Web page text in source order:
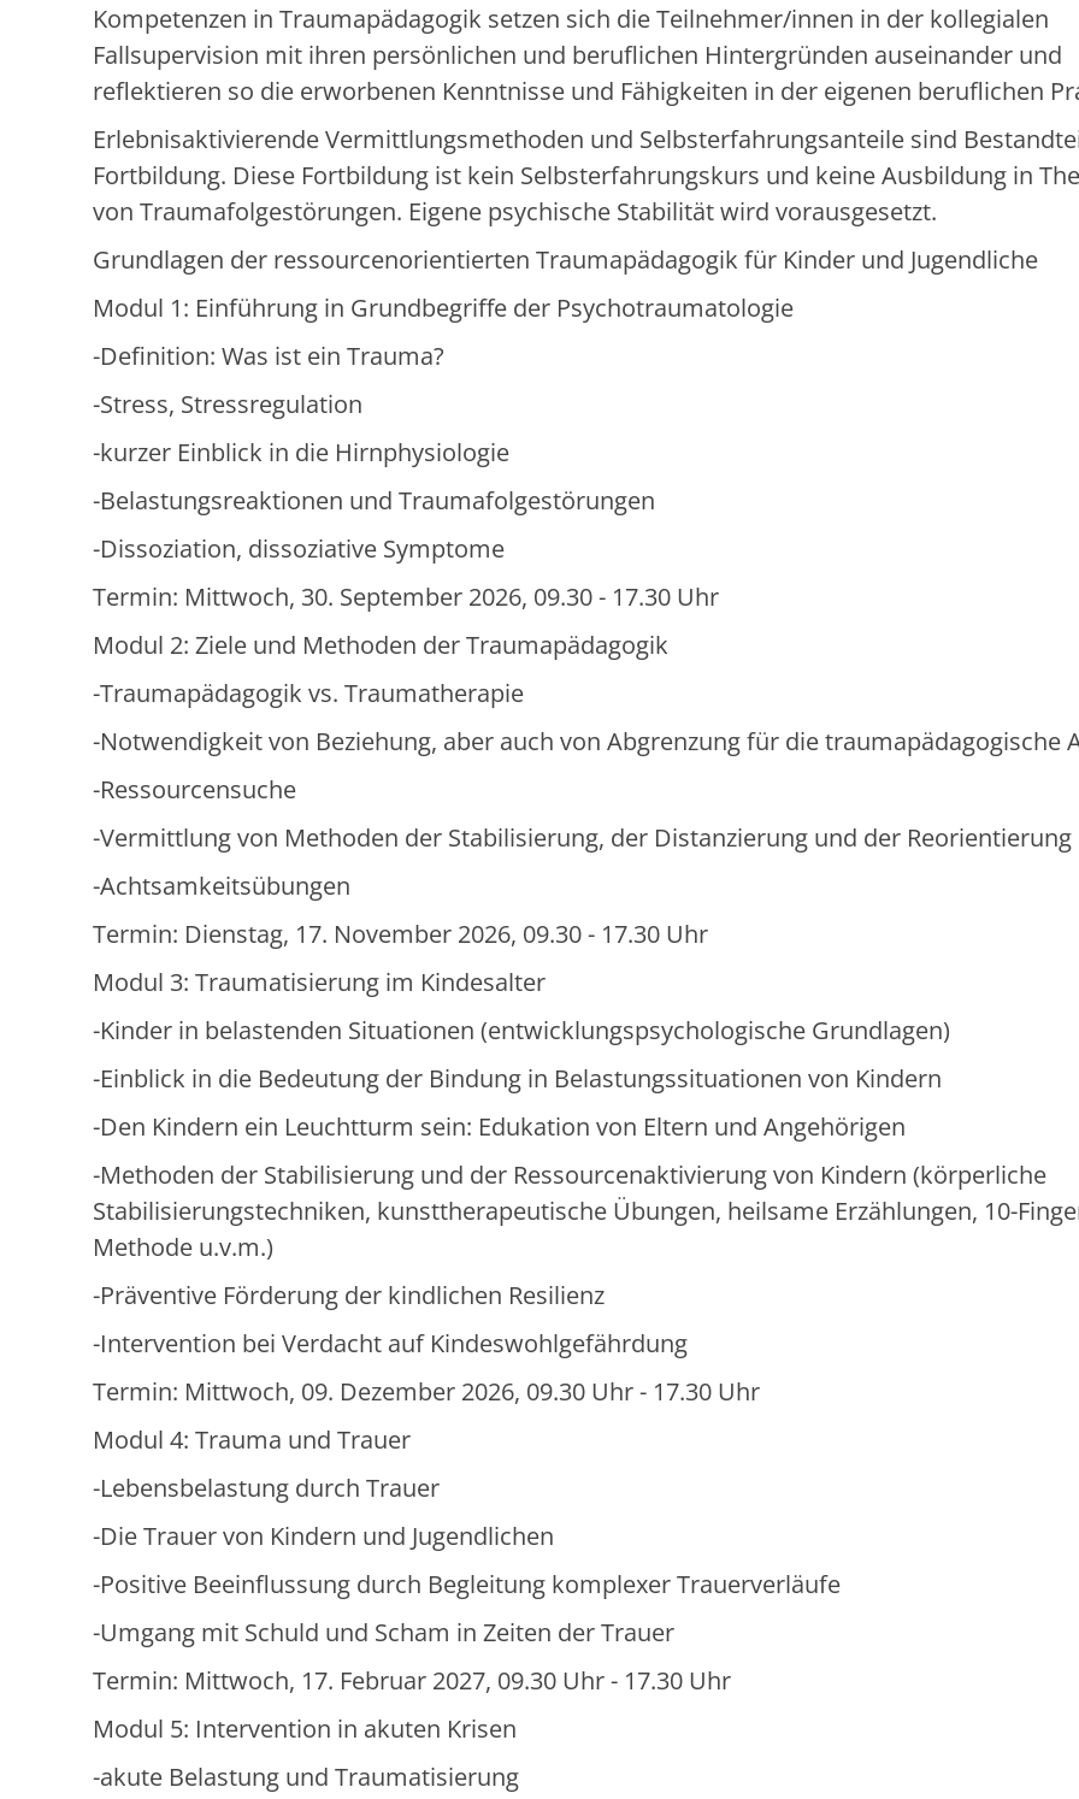
Kompetenzen in Traumapädagogik setzen sich die Teilnehmer/innen in der kollegialen
Fallsupervision mit ihren persönlichen und beruflichen Hintergründen auseinander und
reflektieren so die erworbenen Kenntnisse und Fähigkeiten in der eigenen beruflichen
Erlebnisaktivierende Vermittlungsmethoden und Selbsterfahrungsanteile sind
Fortbildung. Diese Fortbildung ist kein Selbsterfahrungskurs und keine Ausbildung in
von Traumafolgestörungen. Eigene psychische Stabilität wird vorausgesetzt.
Grundlagen der ressourcenorientierten Traumapädagogik für Kinder und Jugendliche
Modul 1: Einführung in Grundbegriffe der Psychotraumatologie
-Definition: Was ist ein Trauma?
-Stress, Stressregulation
-kurzer Einblick in die Hirnphysiologie
-Belastungsreaktionen und Traumafolgestörungen
-Dissoziation, dissoziative Symptome
Termin: Mittwoch, 30. September 2026, 09.30 - 17.30 Uhr
Modul 2: Ziele und Methoden der Traumapädagogik
-Traumapädagogik vs. Traumatherapie
-Notwendigkeit von Beziehung, aber auch von Abgrenzung für die traumapädagogische
-Ressourcensuche
-Vermittlung von Methoden der Stabilisierung, der Distanzierung und der Reorientierung
-Achtsamkeitsübungen
Termin: Dienstag, 17. November 2026, 09.30 - 17.30 Uhr
Modul 3: Traumatisierung im Kindesalter
-Kinder in belastenden Situationen (entwicklungspsychologische Grundlagen)
-Einblick in die Bedeutung der Bindung in Belastungssituationen von Kindern
-Den Kindern ein Leuchtturm sein: Edukation von Eltern und Angehörigen
-Methoden der Stabilisierung und der Ressourcenaktivierung von Kindern (körperliche
Stabilisierungstechniken, kunsttherapeutische Übungen, heilsame Erzählungen, 10-
Methode u.v.m.)
-Präventive Förderung der kindlichen Resilienz
-Intervention bei Verdacht auf Kindeswohlgefährdung
Termin: Mittwoch, 09. Dezember 2026, 09.30 Uhr - 17.30 Uhr
Modul 4: Trauma und Trauer
-Lebensbelastung durch Trauer
-Die Trauer von Kindern und Jugendlichen
-Positive Beeinflussung durch Begleitung komplexer Trauerverläufe
-Umgang mit Schuld und Scham in Zeiten der Trauer
Termin: Mittwoch, 17. Februar 2027, 09.30 Uhr - 17.30 Uhr
Modul 5: Intervention in akuten Krisen
-akute Belastung und Traumatisierung